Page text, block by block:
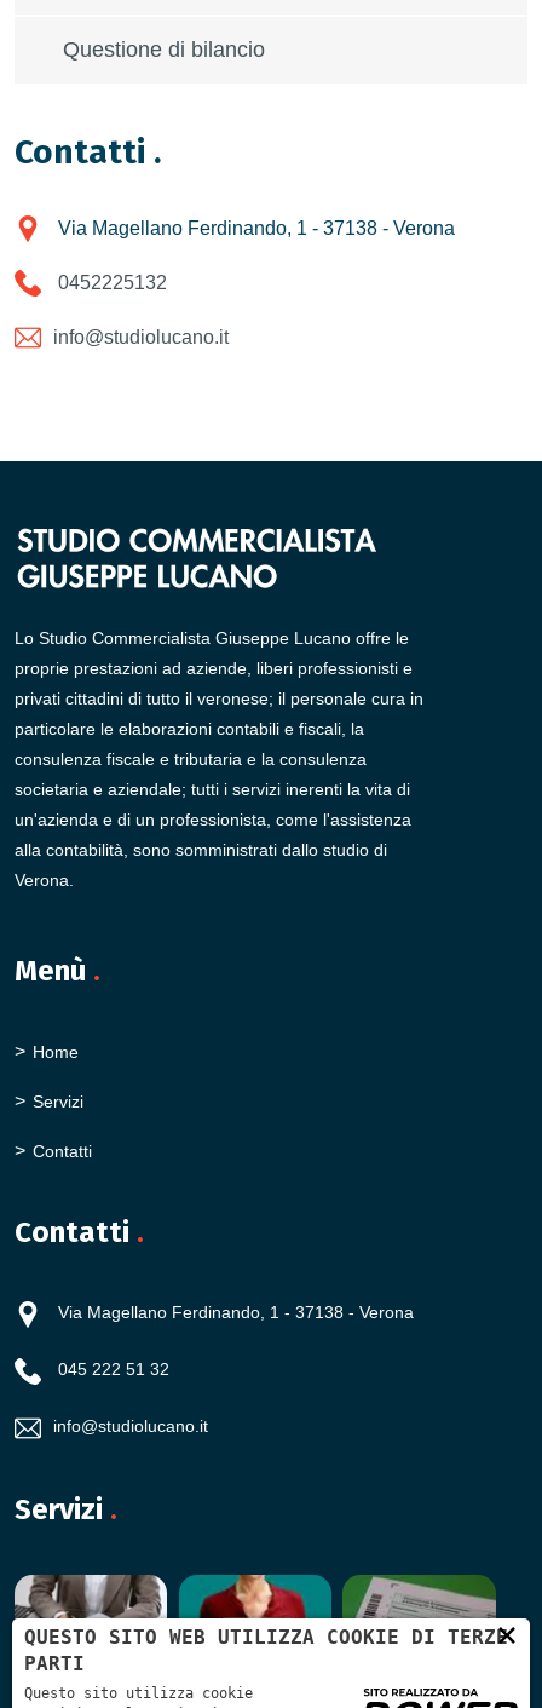
Questione di bilancio
Contatti .
Via Magellano Ferdinando, 1 - 37138 - Verona
0452225132
info@studiolucano.it
Lo Studio Commercialista Giuseppe Lucano offre le
proprie prestazioni ad aziende, liberi professionisti e
privati cittadini di tutto il veronese; il personale cura in
particolare le elaborazioni contabili e fiscali, la
consulenza fiscale e tributaria e la consulenza
societaria e aziendale; tutti i servizi inerenti la vita di
un'azienda e di un professionista, come l'assistenza
alla contabilità, sono somministrati dallo studio di
Verona.
Menù .
Home
Servizi
Contatti
Contatti .
Via Magellano Ferdinando, 1 - 37138 - Verona
045 222 51 32
info@studiolucano.it
Servizi .
×
QUESTO SITO WEB UTILIZZA COOKIE DI TERZE
PARTI
Questo sito utilizza cookie